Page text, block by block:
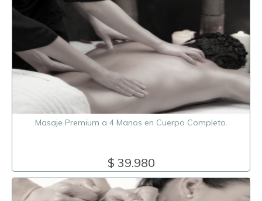
Masaje Premium a 4 Manos en Cuerpo Completo.
$ 39.980